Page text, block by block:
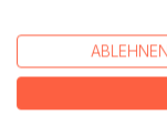
Unternehmens.
Risiken wegen
Auswirkung eine
ABLEHNEN